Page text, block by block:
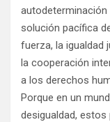
autodeterminación
solución pacífica
fuerza, la igualdad
la cooperación
a los derechos
Porque en un
desigualdad,